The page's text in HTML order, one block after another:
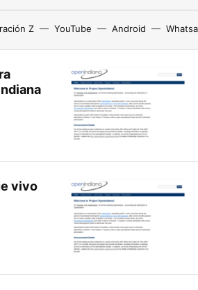
Z YouTube Android
vivo